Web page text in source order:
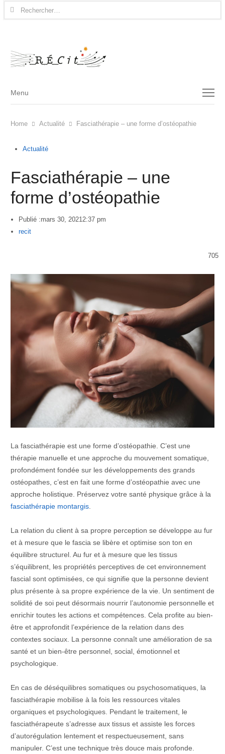
Rechercher :
Menu
Menu
Home Actualité Fasciathérapie – une forme d’ostéopathie
Actualité
Fasciathérapie – une
forme d’ostéopathie
Publié :mars 30, 20212:37 pm
Author
recit
705
La fasciathérapie est une forme d’ostéopathie. C’est une
thérapie manuelle et une approche du mouvement somatique,
profondément fondée sur les développements des grands
ostéopathes, c’est en fait une forme d’ostéopathie avec une
approche holistique. Préservez votre santé physique grâce à la
fasciathérapie montargis.
La relation du client à sa propre perception se développe au fur
et à mesure que le fascia se libère et optimise son ton en
équilibre structurel. Au fur et à mesure que les tissus
s’équilibrent, les propriétés perceptives de cet environnement
fascial sont optimisées, ce qui signifie que la personne devient
plus présente à sa propre expérience de la vie. Un sentiment de
solidité de soi peut désormais nourrir l’autonomie personnelle et
enrichir toutes les actions et compétences. Cela profite au bien-
être et approfondit l’expérience de la relation dans des
contextes sociaux. La personne connaît une amélioration de sa
santé et un bien-être personnel, social, émotionnel et
psychologique.
En cas de déséquilibres somatiques ou psychosomatiques, la
fasciathérapie mobilise à la fois les ressources vitales
organiques et psychologiques. Pendant le traitement, le
fasciathérapeute s’adresse aux tissus et assiste les forces
d’autorégulation lentement et respectueusement, sans
manipuler. C’est une technique très douce mais profonde.